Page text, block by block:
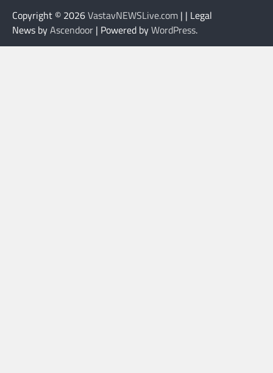
Copyright © 2026VastavNEWSLive.com | | Legal
News byAscendoor | Powered byWordPress.